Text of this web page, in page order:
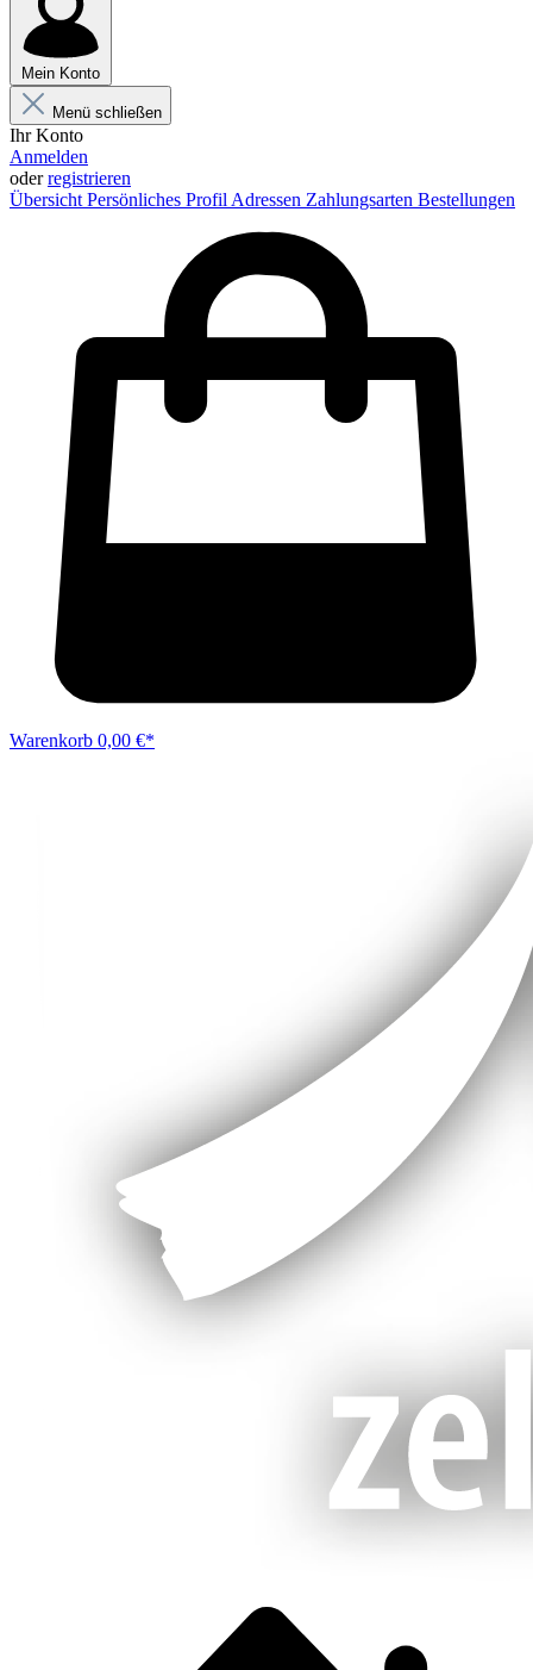
Mein Konto
Menü schließen
Ihr Konto
Anmelden
oderregistrieren
Übersicht Persönliches Profil Adressen Zahlungsarten Bestellungen
Warenkorb 0,00 €*